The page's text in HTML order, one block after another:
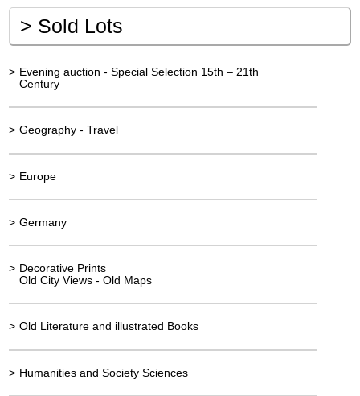
> Sold Lots
> Evening auction - Special Selection 15th – 21th
Century
> Geography - Travel
> Europe
> Germany
> Decorative Prints
Old City Views - Old Maps
> Old Literature and illustrated Books
> Humanities and Society Sciences